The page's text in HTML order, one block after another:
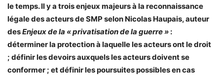
le temps. Il y a trois enjeux majeurs à la reconnaissance
légale des acteurs de SMP selon Nicolas Haupais, auteur
desEnjeux de la « privatisation de la guerre » :
déterminer la protection à laquelle les acteurs ont le droit
; définir les devoirs auxquels les acteurs doivent se
conformer ; et définir les poursuites possibles en cas